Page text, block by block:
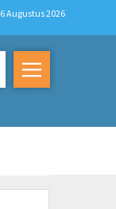
6 Augustus 2026